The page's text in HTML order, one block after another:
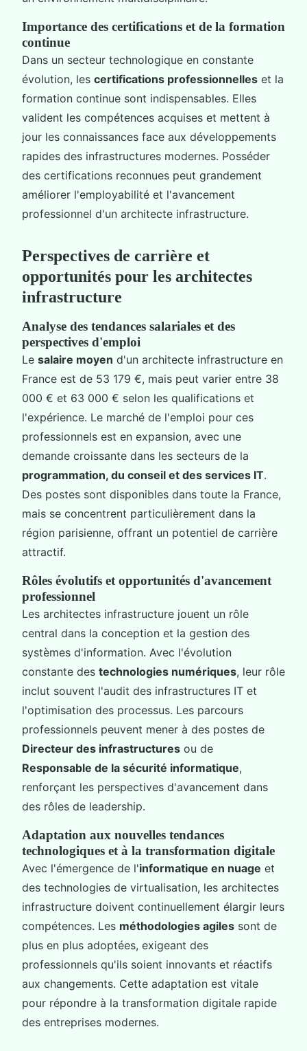
Importance des certifications et de la formation
continue
Dans un secteur technologique en constante
évolution, les certifications professionnelles et la
formation continue sont indispensables. Elles
valident les compétences acquises et mettent à
jour les connaissances face aux développements
rapides des infrastructures modernes. Posséder
des certifications reconnues peut grandement
améliorer l'employabilité et l'avancement
professionnel d'un architecte infrastructure.
Perspectives de carrière et
opportunités pour les architectes
infrastructure
Analyse des tendances salariales et des
perspectives d'emploi
Le salaire moyen d'un architecte infrastructure en
France est de 53 179 €, mais peut varier entre 38
000 € et 63 000 € selon les qualifications et
l'expérience. Le marché de l'emploi pour ces
professionnels est en expansion, avec une
demande croissante dans les secteurs de la
programmation, du conseil et des services IT.
Des postes sont disponibles dans toute la France,
mais se concentrent particulièrement dans la
région parisienne, offrant un potentiel de carrière
attractif.
Rôles évolutifs et opportunités d'avancement
professionnel
Les architectes infrastructure jouent un rôle
central dans la conception et la gestion des
systèmes d'information. Avec l'évolution
constante des technologies numériques, leur rôle
inclut souvent l'audit des infrastructures IT et
l'optimisation des processus. Les parcours
professionnels peuvent mener à des postes de
Directeur des infrastructures ou de
Responsable de la sécurité informatique,
renforçant les perspectives d'avancement dans
des rôles de leadership.
Adaptation aux nouvelles tendances
technologiques et à la transformation digitale
Avec l'émergence de l'informatique en nuage et
des technologies de virtualisation, les architectes
infrastructure doivent continuellement élargir leurs
compétences. Les méthodologies agiles sont de
plus en plus adoptées, exigeant des
professionnels qu'ils soient innovants et réactifs
aux changements. Cette adaptation est vitale
pour répondre à la transformation digitale rapide
des entreprises modernes.